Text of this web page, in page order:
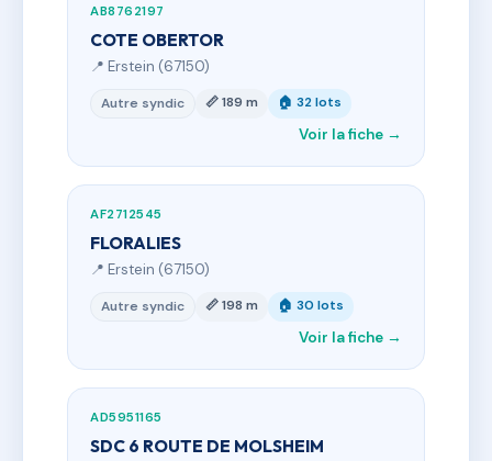
AB8762197
COTE OBERTOR
📍 Erstein (67150)
Autre syndic 📏 189 m 🏠 32 lots
Voir la fiche →
AF2712545
FLORALIES
📍 Erstein (67150)
Autre syndic 📏 198 m 🏠 30 lots
Voir la fiche →
AD5951165
SDC 6 ROUTE DE MOLSHEIM